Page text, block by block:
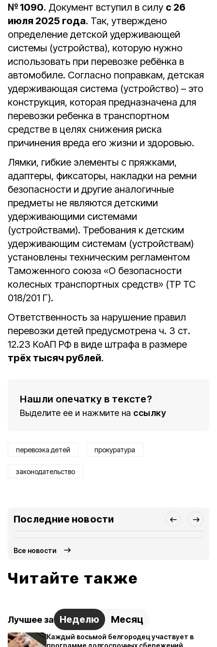
№ 1090. Документ вступил в силу с 26
июля 2025 года. Так, утверждено
определение детской удерживающей
системы (устройства), которую нужно
использовать при перевозке ребёнка в
автомобиле. Согласно поправкам, детская
удерживающая система (устройство) – это
конструкция, которая предназначена для
перевозки ребенка в транспортном
средстве в целях снижения риска
причинения вреда его жизни и здоровью.
Лямки, гибкие элементы с пряжками,
адаптеры, фиксаторы, накладки на ремни
безопасности и другие аналогичные
предметы не являются детскими
удерживающими системами
(устройствами). Требования к детским
удерживающим системам (устройствам)
установлены техническим регламентом
Таможенного союза «О безопасности
колесных транспортных средств» (TP ТС
018/201 Г).
Ответственность за нарушение правил
перевозки детей предусмотрена ч. 3 ст.
12.23 КоАП РФ в виде штрафа в размере
трёх тысяч рублей.
Нашли опечатку в тексте?
Выделите ее и нажмите на ссылку
перевозка детей прокуратура
законодательство
Последние новости
Все новости
Читайте также
Лучшее за Неделю Месяц
Каждый восьмой белгородец участвует в
программе долгосрочных сбережений